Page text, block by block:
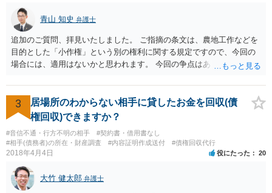
青山 知史 弁護士
追加のご質問、拝見いたしました。 ご指摘の条文は、農地工作などを
目的とした「小作権」という別の権利に関する規定ですので、今回の
場合には、適用はないかと思われます。 今回の争点はあくまで、明け
なりますが、複数の先生方も述べておられる通り、一般的に解除が認
められる事案と比べても、今回は賃料未払の期間が長いですので、ご
記載の事情だけを踏まえれば、解除に基づく明渡しが認められる見込
みはある事案かと思われます。
3
居場所のわからない相手に貸したお金を回収(債
権回収)できますか？
#音信不通・行方不明の相手
#契約書・借用書なし
#相手(債務者)の所在・財産調査
#内容証明作成送付 #債権回収代行
2018年4月4日 役にたった 20
大竹 健太郎 弁護士